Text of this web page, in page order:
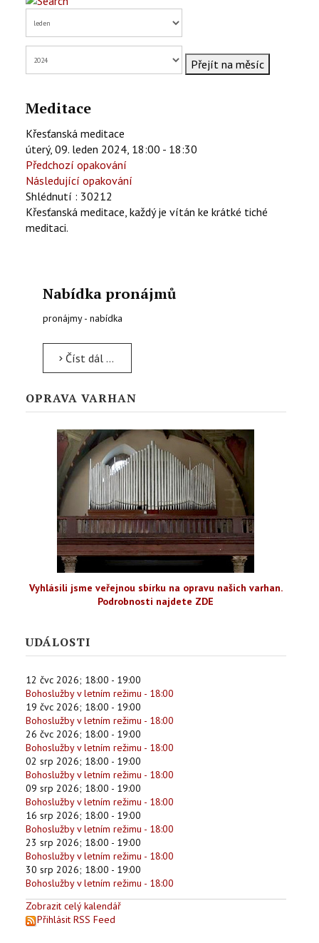
KONTAKTY
EN
Přejít na měsíc
Meditace
Křesťanská meditace
úterý, 09. leden 2024, 18:00 - 18:30
Předchozí opakování
Následující opakování
Shlédnutí : 30212
Křesťanská meditace, každý je vítán ke krátké tiché
meditaci.
Nabídka pronájmů
pronájmy - nabídka
Číst dál …
OPRAVA VARHAN
Vyhlásili jsme veřejnou sbírku na opravu našich varhan.
Podrobnosti najdete ZDE
UDÁLOSTI
12 čvc 2026; 18:00 - 19:00
Bohoslužby v letním režimu - 18:00
19 čvc 2026; 18:00 - 19:00
Bohoslužby v letním režimu - 18:00
26 čvc 2026; 18:00 - 19:00
Bohoslužby v letním režimu - 18:00
02 srp 2026; 18:00 - 19:00
Bohoslužby v letním režimu - 18:00
09 srp 2026; 18:00 - 19:00
Bohoslužby v letním režimu - 18:00
16 srp 2026; 18:00 - 19:00
Bohoslužby v letním režimu - 18:00
23 srp 2026; 18:00 - 19:00
Bohoslužby v letním režimu - 18:00
30 srp 2026; 18:00 - 19:00
Bohoslužby v letním režimu - 18:00
Zobrazit celý kalendář
Přihlásit RSS Feed